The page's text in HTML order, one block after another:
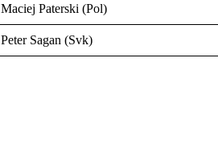
Maciej Paterski (Pol)
Peter Sagan (Svk)